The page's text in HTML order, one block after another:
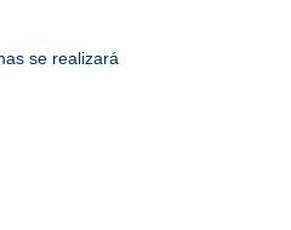
se realizará